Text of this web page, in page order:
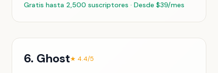
Gratis hasta 2,500 suscriptores · Desde $39/mes
6. Ghost★ 4.4/5